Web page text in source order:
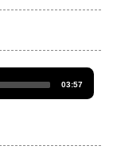
Total
03:57